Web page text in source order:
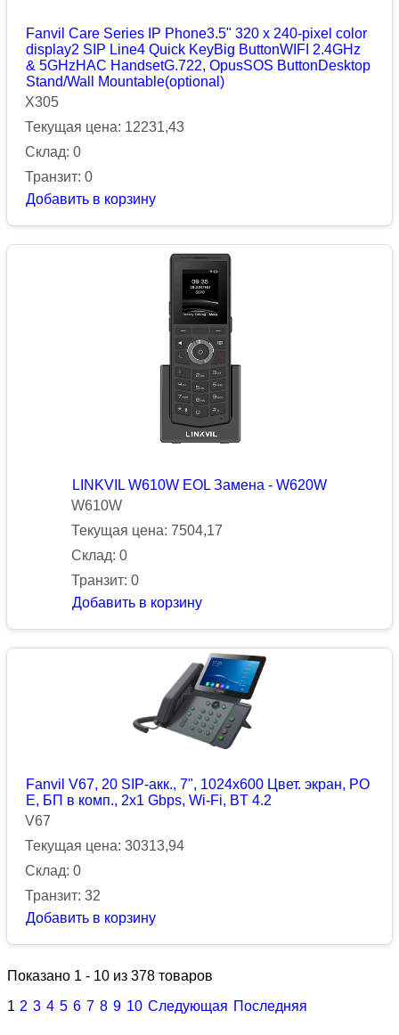
Fanvil Care Series IP Phone3.5" 320 x 240-pixel color
display2 SIP Line4 Quick KeyBig ButtonWIFI 2.4GHz
& 5GHzHAC HandsetG.722, OpusSOS ButtonDesktop
Stand/Wall Mountable(optional)
X305
Текущая цена: 12231,43
Склад: 0
Транзит: 0
Добавить в корзину
LINKVIL W610W EOL Замена - W620W
W610W
Текущая цена: 7504,17
Склад: 0
Транзит: 0
Добавить в корзину
Fanvil V67, 20 SIP-акк., 7", 1024x600 Цвет. экран, PO
E, БП в комп., 2x1 Gbps, Wi-Fi, BT 4.2
V67
Текущая цена: 30313,94
Склад: 0
Транзит: 32
Добавить в корзину
Показано 1 - 10 из 378 товаров
1 2 3 4 5 6 7 8 9 10 Следующая Последняя